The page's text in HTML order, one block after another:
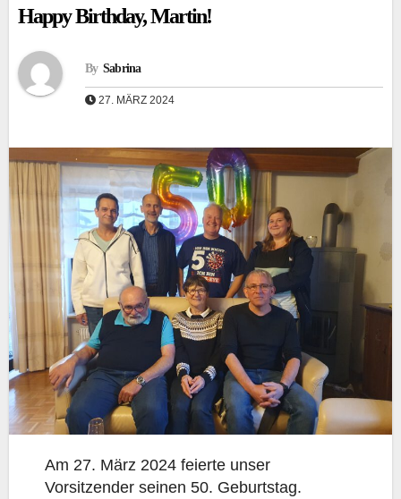
Happy Birthday, Martin!
By Sabrina
27. MÄRZ 2024
Am 27. März 2024 feierte unser
Vorsitzender seinen 50. Geburtstag.